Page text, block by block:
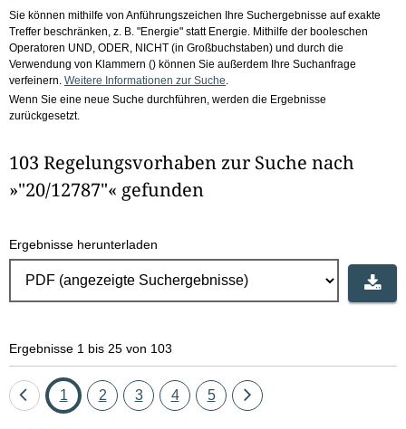
Sie können mithilfe von Anführungszeichen Ihre Suchergebnisse auf exakte
Treffer beschränken, z. B. "Energie" statt Energie. Mithilfe der booleschen
Operatoren UND, ODER, NICHT (in Großbuchstaben) und durch die
Verwendung von Klammern () können Sie außerdem Ihre Suchanfrage
verfeinern. Weitere Informationen zur Suche
Wenn Sie eine neue Suche durchführen, werden die Ergebnisse
zurückgesetzt.
103 Regelungsvorhaben zur Suche nach
»"20/12787"« gefunden
Ergebnisse herunterladen
Ergebnisse 1 bis 25 von 103
EineSeite
1 Seite
2 Seite
3 Seite
4 Seite
5
Eine